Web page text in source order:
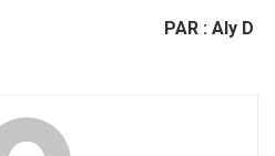
PAR : Aly D